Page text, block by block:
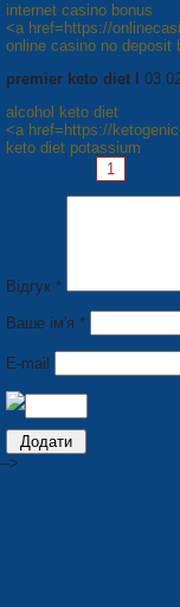
internet casino bonus
<a href=https://
online casino no deposit
premier keto diet l
alcohol keto diet
<a href=https://
keto diet potassium
1
Відгук *
Ваше ім'я *
E-mail
-->